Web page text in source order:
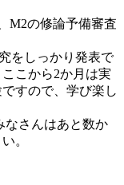
M2の修論予備審査
をしっかり発表で
こから2か月は実
すので、学び楽し
なさんはあと数か
。